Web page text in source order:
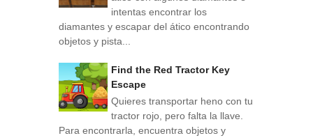
intentas encontrar los
diamantes y escapar del ático encontrando
objetos y pista...
Find the Red Tractor Key
Escape
Quieres transportar heno con tu
tractor rojo, pero falta la llave.
Para encontrarla, encuentra objetos y